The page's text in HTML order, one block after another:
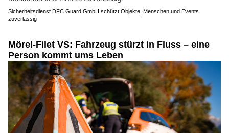
Sicherheitsdienst DFC Guard GmbH schützt Objekte, Menschen und Events
zuverlässig
Mörel-Filet VS: Fahrzeug stürzt in Fluss – eine
Person kommt ums Leben